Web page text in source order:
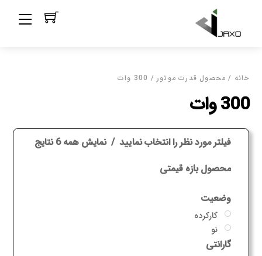
content
خانه / محصول قدرت موتور / 300 وات
300 وات
فیلتر مورد نظر را انتخاب نمایید نمایش همه 6 نتایج
محصول بازه قیمتی
وضعیت
کارکرده
نو
گارانتی